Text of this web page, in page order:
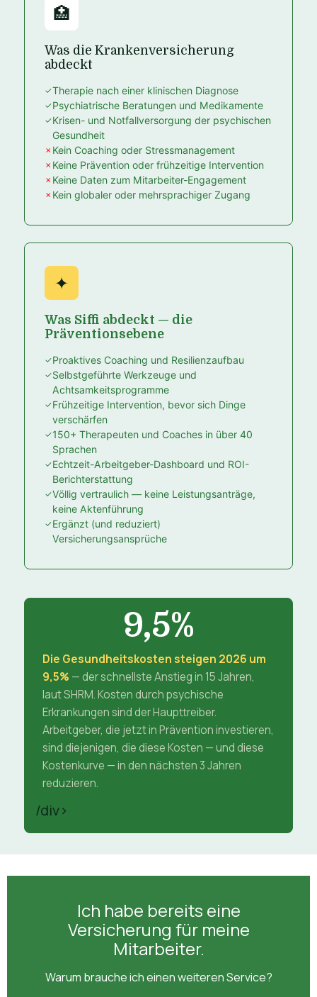
🏥
Was die Krankenversicherung
abdeckt
Therapie nach einer klinischen Diagnose
Psychiatrische Beratungen und Medikamente
Krisen- und Notfallversorgung der psychischen
Gesundheit
Kein Coaching oder Stressmanagement
Keine Prävention oder frühzeitige Intervention
Keine Daten zum Mitarbeiter-Engagement
Kein globaler oder mehrsprachiger Zugang
✦
Was Siffi abdeckt — die
Präventionsebene
Proaktives Coaching und Resilienzaufbau
Selbstgeführte Werkzeuge und
Achtsamkeitsprogramme
Frühzeitige Intervention, bevor sich Dinge
verschärfen
150+ Therapeuten und Coaches in über 40
Sprachen
Echtzeit-Arbeitgeber-Dashboard und ROI-
Berichterstattung
Völlig vertraulich — keine Leistungsanträge,
keine Aktenführung
Ergänzt (und reduziert)
Versicherungsansprüche
9,5%
Die Gesundheitskosten steigen 2026 um
9,5% — der schnellste Anstieg in 15 Jahren,
laut SHRM. Kosten durch psychische
Erkrankungen sind der Haupttreiber.
Arbeitgeber, die jetzt in Prävention investieren,
sind diejenigen, die diese Kosten — und diese
Kostenkurve — in den nächsten 3 Jahren
reduzieren.
/div>
Ich habe bereits eine
Versicherung für meine
Mitarbeiter.
Warum brauche ich einen weiteren Service?